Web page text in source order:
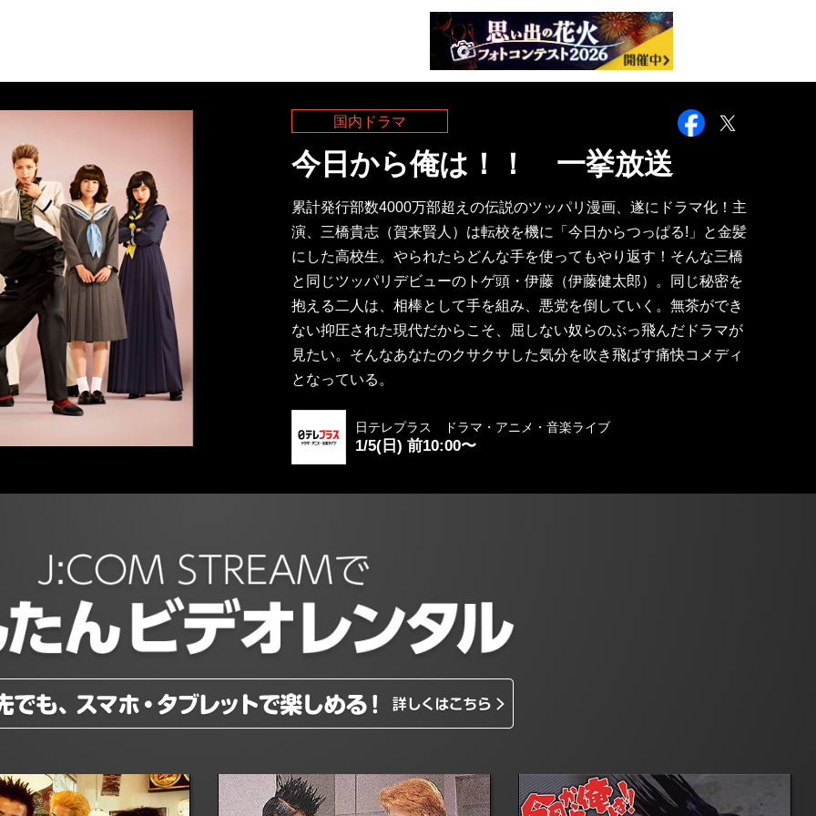
国内ドラマ
今日から俺は！！ 一挙放送
累計発行部数4000万部超えの伝説のツッパリ漫画、遂にドラマ化！主
演、三橋貴志（賀来賢人）は転校を機に「今日からつっぱる!」と金髪
にした高校生。やられたらどんな手を使ってもやり返す！そんな三橋
と同じツッパリデビューのトゲ頭・伊藤（伊藤健太郎）。同じ秘密を
抱える二人は、相棒として手を組み、悪党を倒していく。無茶ができ
ない抑圧された現代だからこそ、屈しない奴らのぶっ飛んだドラマが
見たい。そんなあなたのクサクサした気分を吹き飛ばす痛快コメディ
となっている。
日テレプラス ドラマ・アニメ・音楽ライブ
1/5(日) 前10:00〜
Facebook